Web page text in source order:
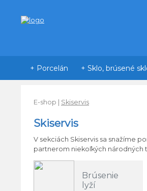
E-shop Skiservis
Skiservis
V sekciách Skiservis sa snažíme
partnerom niekoľkých národných
Brúsenie
lyží
+ Porcelán + Sklo, brúsené